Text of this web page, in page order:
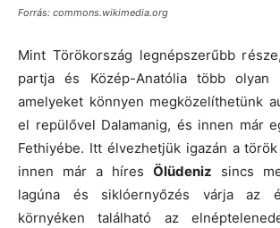
Forrás: commons.wikimedia.org
Mint Törökország legnépszerűbb
partja és Közép-Anatólia több
amelyeket könnyen megközelíthetünk
el repülővel Dalamanig, és innen már
Fethiyébe. Itt élvezhetjük igazán a
innen már a híres Ölüdeniz sincs
lagúna és siklóernyőzés várja az
környéken található az